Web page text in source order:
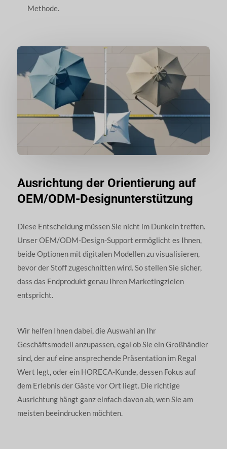
Methode.
Ausrichtung der Orientierung auf
OEM/ODM-Designunterstützung
Diese Entscheidung müssen Sie nicht im Dunkeln treffen.
Unser OEM/ODM-Design-Support ermöglicht es Ihnen,
beide Optionen mit digitalen Modellen zu visualisieren,
bevor der Stoff zugeschnitten wird. So stellen Sie sicher,
dass das Endprodukt genau Ihren Marketingzielen
entspricht.
Wir helfen Ihnen dabei, die Auswahl an Ihr
Geschäftsmodell anzupassen, egal ob Sie ein Großhändler
sind, der auf eine ansprechende Präsentation im Regal
Wert legt, oder ein HORECA-Kunde, dessen Fokus auf
dem Erlebnis der Gäste vor Ort liegt. Die richtige
Ausrichtung hängt ganz einfach davon ab, wen Sie am
meisten beeindrucken möchten.